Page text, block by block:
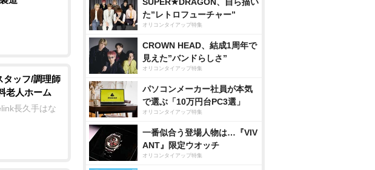
タッフ/調理師
老人ホーム
長久手はな
た”レトロフューチャー”
オリコンタイアップ特集
CROWN HEAD、結成1周年で
見えた”バンドらしさ”
オリコンタイアップ特集
パソコンメーカー社員が本気
で選ぶ「10万円台PC3選」
オリコンタイアップ特集
一番似合う登場人物は…『VIV
ANT』限定ウオッチ
オリコンタイアップ特集